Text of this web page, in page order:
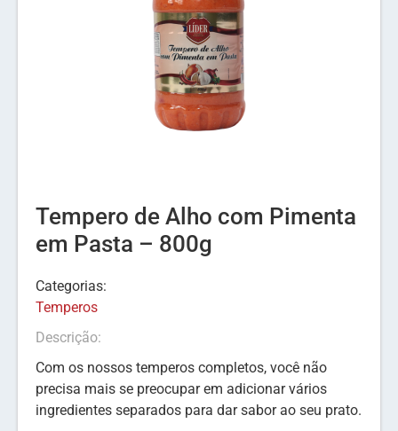
Tempero de Alho com Pimenta
em Pasta – 800g
Categorias:
Temperos
Descrição:
Com os nossos temperos completos, você não
precisa mais se preocupar em adicionar vários
ingredientes separados para dar sabor ao seu prato.